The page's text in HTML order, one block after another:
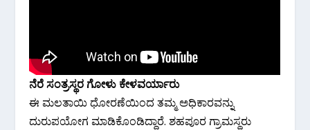
ನೆರೆ ಸಂತ್ರಸ್ಥರ ಗೋಳು ಕೇಳವರ್ಯಾರು
ಈ ಮಲತಾಯಿ ಧೋರಣೆಯಿಂದ ತಮ್ಮ ಅಧಿಕಾರವನ್ನು
ದುರುಪಯೋಗ ಮಾಡಿಕೊಂಡಿದ್ದಾರೆ. ಶಹಪೂರ ಗ್ರಾಮಸ್ಥರು